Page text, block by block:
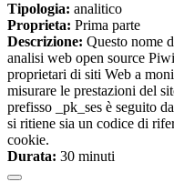
Tipologia: analitico
Proprieta: Prima parte
Descrizione: Questo nome
analisi web open source
proprietari di siti Web a
misurare le prestazioni del
prefisso _pk_ses è seguito
si ritiene sia un codice di
cookie.
Durata: 30 minuti